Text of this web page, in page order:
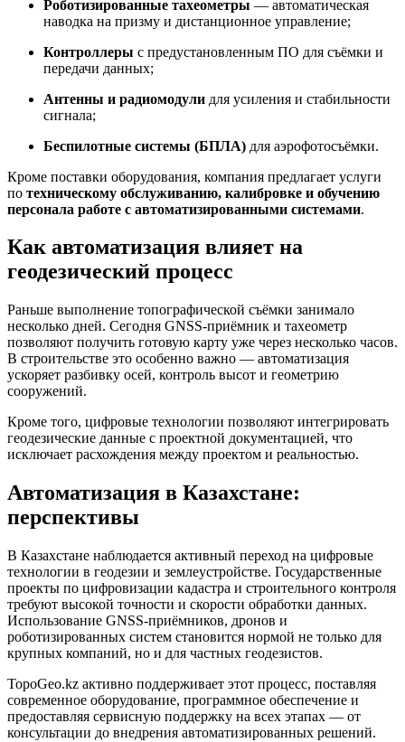
Роботизированные тахеометры — автоматическая
наводка на призму и дистанционное управление;
Контроллеры с предустановленным ПО для съёмки и
передачи данных;
Антенны и радиомодули для усиления и стабильности
сигнала;
Беспилотные системы (БПЛА) для аэрофотосъёмки.
Кроме поставки оборудования, компания предлагает услуги
по техническому обслуживанию, калибровке и обучению
персонала работе с автоматизированными системами.
Как автоматизация влияет на
геодезический процесс
Раньше выполнение топографической съёмки занимало
несколько дней. Сегодня GNSS-приёмник и тахеометр
позволяют получить готовую карту уже через несколько часов.
В строительстве это особенно важно — автоматизация
ускоряет разбивку осей, контроль высот и геометрию
сооружений.
Кроме того, цифровые технологии позволяют интегрировать
геодезические данные с проектной документацией, что
исключает расхождения между проектом и реальностью.
Автоматизация в Казахстане:
перспективы
В Казахстане наблюдается активный переход на цифровые
технологии в геодезии и землеустройстве. Государственные
проекты по цифровизации кадастра и строительного контроля
требуют высокой точности и скорости обработки данных.
Использование GNSS-приёмников, дронов и
роботизированных систем становится нормой не только для
крупных компаний, но и для частных геодезистов.
TopoGeo.kz активно поддерживает этот процесс, поставляя
современное оборудование, программное обеспечение и
предоставляя сервисную поддержку на всех этапах — от
консультации до внедрения автоматизированных решений.